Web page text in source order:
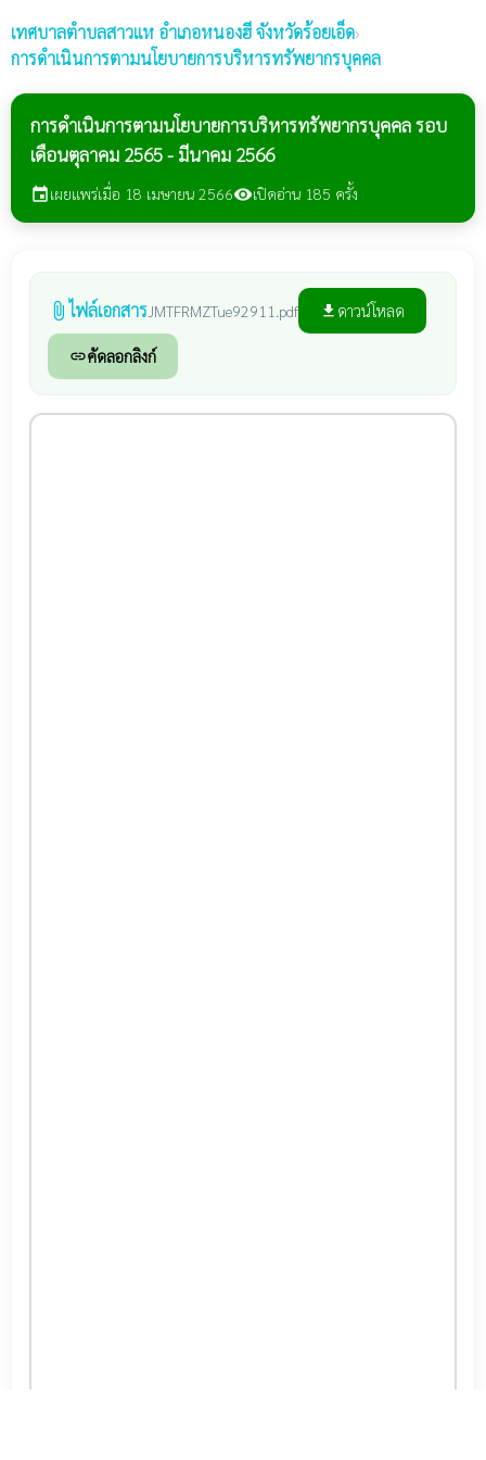
เทศบาลตำบลสาวแห อำเภอหนองฮี จังหวัดร้อยเอ็ด›
การดำเนินการตามนโยบายการบริหารทรัพยากรบุคคล
การดำเนินการตามนโยบายการบริหารทรัพยากรบุคคล รอบ
เดือนตุลาคม 2565 - มีนาคม 2566
eventเผยแพร่เมื่อ 18 เมษายน 2566visibilityเปิดอ่าน 185 ครั้ง
attach_file ไฟล์เอกสาร JMTFRMZTue92911.pdf file_download ดาวน์โหลด
linkคัดลอกลิงก์